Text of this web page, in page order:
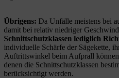
Übrigens: Da Unfälle meistens bei
damit bei relativ niedriger
Schnittschutzklassen lediglich
individuelle Schärfe der Sägekette,
Auftrittswinkel beim Aufprall
denen die Schnittschutzklassen
berücksichtigt werden.